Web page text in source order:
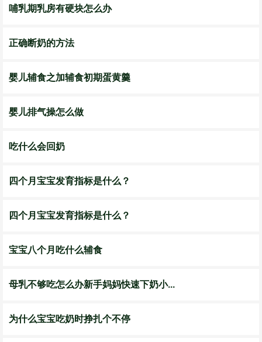
哺乳期乳房有硬块怎么办
正确断奶的方法
婴儿辅食之加辅食初期蛋黄羹
婴儿排气操怎么做
吃什么会回奶
四个月宝宝发育指标是什么？
四个月宝宝发育指标是什么？
宝宝八个月吃什么辅食
母乳不够吃怎么办新手妈妈快速下奶小...
为什么宝宝吃奶时挣扎个不停